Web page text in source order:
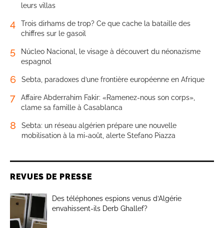
leurs villas
4
Trois dirhams de trop? Ce que cache la bataille des
chiffres sur le gasoil
5
Núcleo Nacional, le visage à découvert du néonazisme
espagnol
6 Sebta, paradoxes d’une frontière européenne en Afrique
7
Affaire Abderrahim Fakir: «Ramenez-nous son corps»,
clame sa famille à Casablanca
8
Sebta: un réseau algérien prépare une nouvelle
mobilisation à la mi-août, alerte Stefano Piazza
REVUES DE PRESSE
Des téléphones espions venus d’Algérie
envahissent-ils Derb Ghallef?